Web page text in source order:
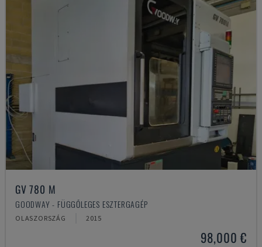
GV 780 M
GOODWAY - FÜGGŐLEGES ESZTERGAGÉP
OLASZORSZÁG 2015
98,000 €